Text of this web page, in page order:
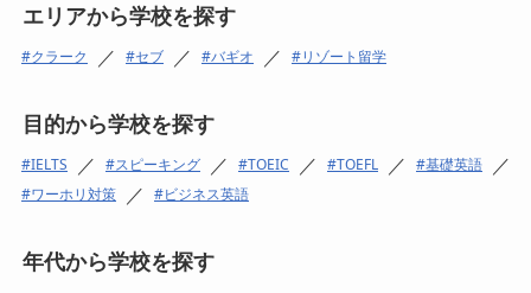
エリアから学校を探す
クラーク ／ セブ ／ バギオ ／ リゾート留学
目的から学校を探す
IELTS ／ スピーキング ／ TOEIC ／ TOEFL ／ 基礎英語 ／
ワーホリ対策 ／ ビジネス英語
年代から学校を探す